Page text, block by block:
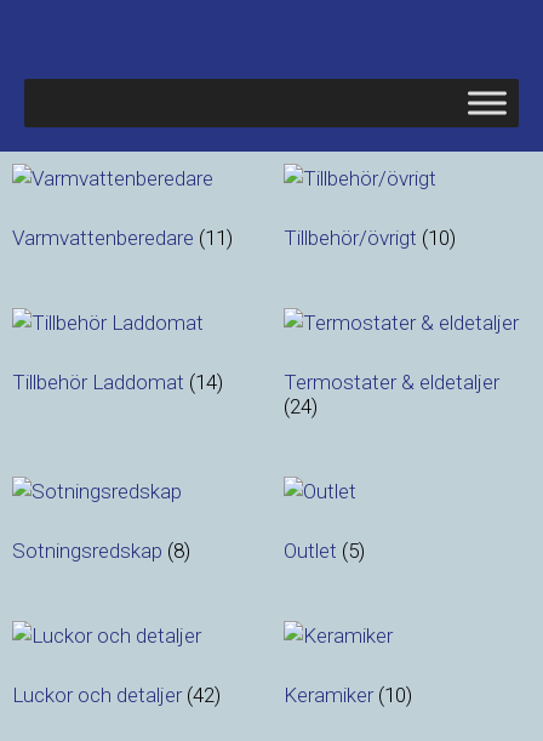
Varmvattenberedare (11) Tillbehör/övrigt (10)
Tillbehör Laddomat (14)
Termostater & eldetaljer
(24)
Sotningsredskap (8) Outlet (5)
Luckor och detaljer (42) Keramiker (10)